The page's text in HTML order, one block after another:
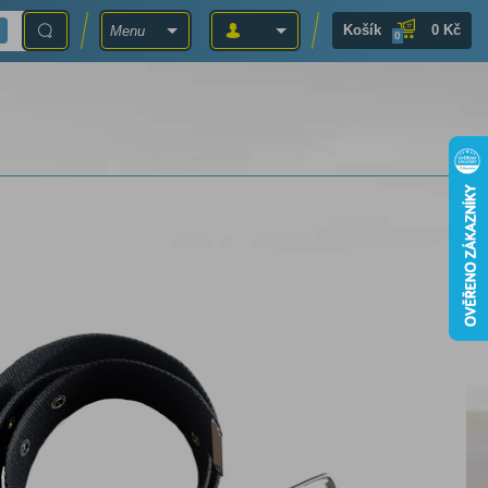
Menu Košík 0 0 Kč